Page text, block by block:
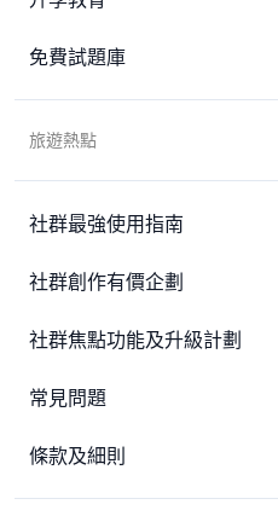
免費試題庫
旅遊熱點
社群最強使用指南
社群創作有價企劃
社群焦點功能及升級計劃
常見問題
條款及細則